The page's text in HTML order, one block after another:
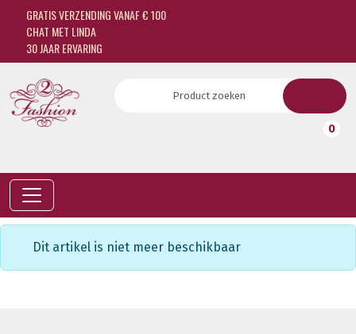
GRATIS VERZENDING VANAF € 100
CHAT MET LINDA
30 JAAR ERVARING
0
Dit artikel is niet meer beschikbaar